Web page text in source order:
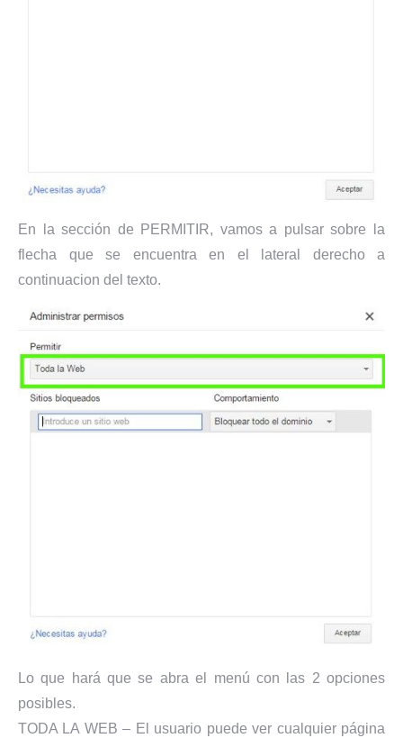
En la sección de PERMITIR, vamos a pulsar sobre la
flecha que se encuentra en el lateral derecho a
continuacion del texto.
Lo que hará que se abra el menú con las 2 opciones
posibles.
TODA LA WEB – El usuario puede ver cualquier página